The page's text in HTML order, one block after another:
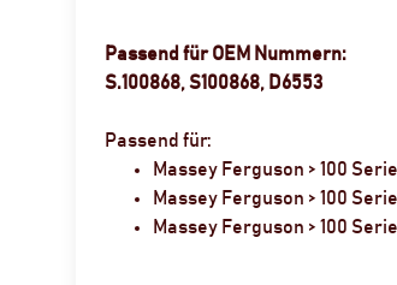
Passend für OEM Nummern:
S.100868, S100868, D6553
Passend für:
Massey Ferguson > 100
Massey Ferguson > 100
Massey Ferguson > 100